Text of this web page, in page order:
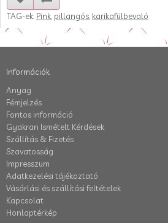
TAG-ek: Pink pillangós karikafülbevaló
Információk
Anyag
Fémjelzés
Fontos információ
Gyakran Ismételt Kérdések
Szállítás & Fizetés
Szavatosság
Impresszum
Adatkezelési tájékoztató
Vásárlási és szállítási feltételek
Kapcsolat
Honlaptérkép